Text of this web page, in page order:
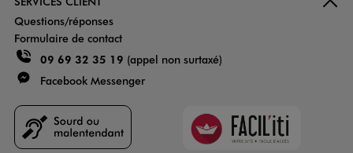
Questions/réponses
Formulaire de contact
09 69 32 35 19 (appel non surtaxé)
Facebook Messenger
Faciliti